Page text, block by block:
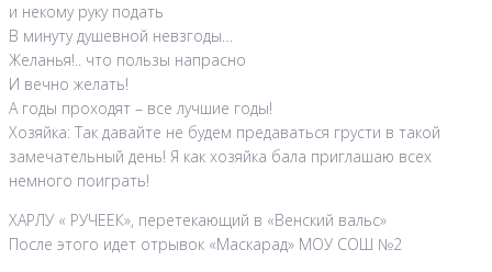
и некому руку подать
В минуту душевной невзгоды…
Желанья!.. что пользы напрасно
И вечно желать!
А годы проходят – все лучшие годы!
Хозяйка: Так давайте не будем предаваться грусти в такой
замечательный день! Я как хозяйка бала приглашаю всех
немного поиграть!
ХАРЛУ « РУЧЕЕК», перетекающий в «Венский вальс»
После этого идет отрывок «Маскарад» МОУ СОШ №2